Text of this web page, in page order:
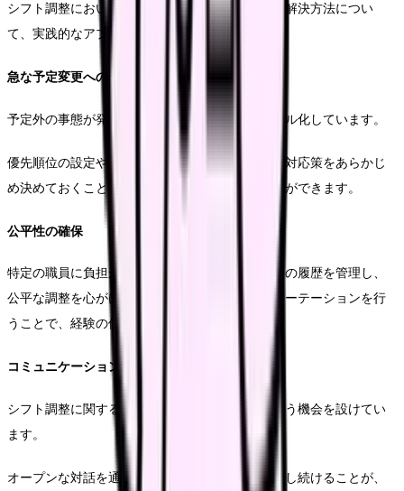
シフト調整において発生しやすいトラブルとその解決方法につい
て、実践的なアプローチをご紹介します。
急な予定変更への対処法
予定外の事態が発生した際の対応手順をマニュアル化しています。
優先順位の設定や代替要員の確保など、具体的な対応策をあらかじ
め決めておくことで、混乱を最小限に抑えることができます。
公平性の確保
特定の職員に負担が集中しないよう、シフト調整の履歴を管理し、
公平な調整を心がけています。また、定期的なローテーションを行
うことで、経験の偏りを防いでいます。
コミュニケーションの改善
シフト調整に関する要望や課題を定期的に話し合う機会を設けてい
ます。
オープンな対話を通じて、より良い働き方を模索し続けることが、